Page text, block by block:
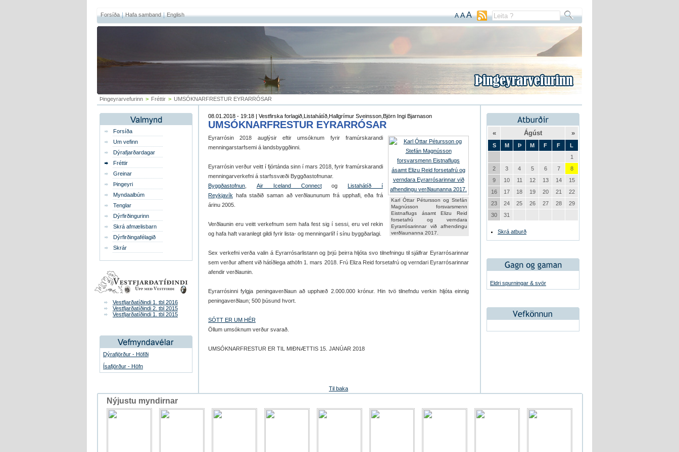
Forsíða Hafa samband English A AA
Þingeyrarvefurinn > Fréttir > UMSÓKNARFRESTUR EYRARRÓSAR
Forsíða
Um vefinn
Dýrafjarðardagar
Fréttir
Greinar
Þingeyri
Myndaalbúm
Tenglar
Dýrfirðingurinn
Skrá afmælisbarn
Dýrfirðingafélagið
Skrár
Vestfjarðatíðindi 1. tbl 2016
Vestfjarðatíðindi 2. tbl 2015
Vestfjarðatíðindi 1. tbl 2015
Dýrafjörður - Höfði
Ísafjörður - Höfn
08.01.2018 - 19:18 | Vestfirska forlagið,Listahátíð,Hallgrímur Sveinsson,Björn Ingi Bjarnason
UMSÓKNARFRESTUR EYRARRÓSAR
Karl Óttar Pétursson og Stefán
Magnússon forsvarsmenn
Eistnaflugs ásamt Elizu Reid
forsetafrú og verndara
Eyrarrósarinnar við afhendingu
verðlaunanna 2017.
Eyrarrósin 2018 auglýsir eftir umsóknum fyrir framúrskarandi
menningarstarfsemi á landsbyggðinni.
Eyrarrósin verður veitt í fjórtánda sinn í mars 2018, fyrir framúrskarandi
menningarverkefni á starfssvæði Byggðastofnunar.
Byggðastofnun
Air Iceland ConnectogListahátíð í
Reykjavík hafa staðið saman að verðlaununum frá upphafi, eða frá
árinu 2005.
Verðlaunin eru veitt verkefnum sem hafa fest sig í sessi, eru vel rekin
og hafa haft varanlegt gildi fyrir lista- og menningarlíf í sínu byggðarlagi.
Sex verkefni verða valin á Eyrarrósarlistann og þrjú þeirra hljóta svo tilnefningu til sjálfrar Eyrarrósarinnar
sem verður afhent við hátíðlega athöfn 1. mars 2018. Frú Eliza Reid forsetafrú og verndari Eyrarrósarinnar
afendir verðlaunin.
Eyrarrósinni fylgja peningaverðlaun að upphæð 2.000.000 krónur. Hin tvö tilnefndu verkin hljóta einnig
peningaverðlaun; 500 þúsund hvort.
SÓTT ER UM HÉR
Öllum umsóknum verður svarað.
UMSÓKNARFRESTUR ER TIL MIÐNÆTTIS 15. JANÚAR 2018
Til baka
« Ágúst »
S M Þ M F F
L
1
2
3 4 5 6 7
8
9
10 11 12 13 14
15
16
17 18 19 20 21
22
23
24 25 26 27 28
29
30
31
Skrá atburð
Eldri spurningar & svör
Nýjustu myndirnar